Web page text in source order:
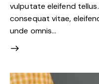
vulputate eleifend
consequat vitae,
unde omnis…